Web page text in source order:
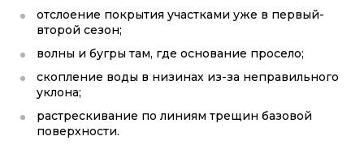
отслоение покрытия участками уже в первый-
второй сезон;
волны и бугры там, где основание просело;
скопление воды в низинах из-за неправильного
уклона;
растрескивание по линиям трещин базовой
поверхности.